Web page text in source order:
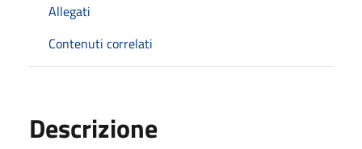
Allegati
Contenuti correlati
Descrizione